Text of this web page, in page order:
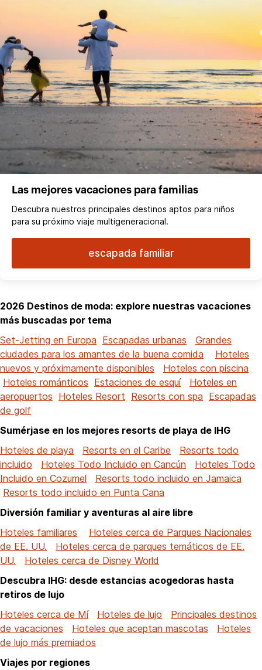
Las mejores vacaciones para familias
Descubra nuestros principales destinos aptos para niños
para su próximo viaje multigeneracional.
escapada familiar
2026 Destinos de moda: explore nuestras vacaciones
más buscadas por tema
Set-Jetting en Europa Escapadas urbanas
Grandes
ciudades para los amantes de la buena comida
Hoteles
nuevos y próximamente disponibles
Hoteles con piscina
Hoteles románticos Estaciones de esquí
Hoteles en
aeropuertos Hoteles Resort Resorts con spa Escapadas
de golf
Sumérjase en los mejores resorts de playa de IHG
Hoteles de playa
Resorts en el Caribe
Resorts todo
incluido
Hoteles Todo Incluido en Cancún
Hoteles Todo
Incluido en Cozumel
Resorts todo incluido en Jamaica
Resorts todo incluido en Punta Cana
Diversión familiar y aventuras al aire libre
Hoteles familiares
Hoteles cerca de Parques Nacionales
de EE. UU.
Hoteles cerca de parques temáticos de EE.
UU.
Hoteles cerca de Disney World
Descubra IHG: desde estancias acogedoras hasta
retiros de lujo
Hoteles cerca de Mí
Hoteles de lujo
Principales destinos
de vacaciones
Hoteles que aceptan mascotas
Hoteles
de lujo más premiados
Viajes por regiones